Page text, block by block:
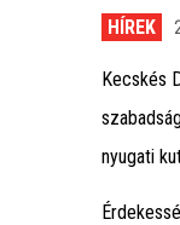
HÍREK
Kecskés
nyugati